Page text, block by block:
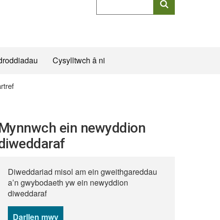
allweddeiriau
Cysylltwch â ni
ein newyddion
Diweddariad misol am ein gweithgareddau
a’n gwybodaeth yw ein newyddion
diweddaraf
Darllen mwy